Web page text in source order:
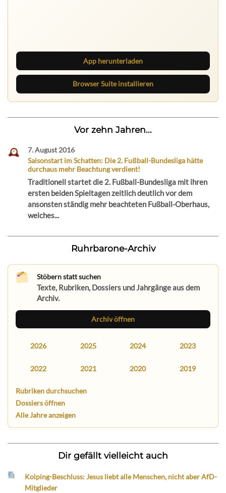
App herunterladen
Browser Suite installieren
Vor zehn Jahren...
7. August 2016
Saisonstart im Schatten: Die 2. Fußball-Bundesliga hätte
durchaus mehr Beachtung verdient!
Traditionell startet die 2. Fußball-Bundesliga mit ihren
ersten beiden Spieltagen zeitlich deutlich vor dem
ansonsten ständig mehr beachteten Fußball-Oberhaus,
welches...
Ruhrbarone-Archiv
Stöbern statt suchen
Texte, Rubriken, Dossiers und Jahrgänge aus dem
Archiv.
Archiv öffnen
2026 2025 2024 2023
2022 2021 2020 2019
Rubriken durchsuchen
Dossiers öffnen
Alle Jahre anzeigen
Dir gefällt vielleicht auch
Kolping-Beschluss: Jesus liebt alle Menschen, nicht aber AfD-
Mitglieder